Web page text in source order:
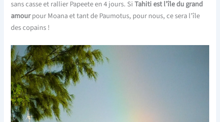
sans casse et rallier Papeete en 4 jours. SiTahiti est l’île du grand
amourpour Moana et tant de Paumotus, pour nous, ce sera l’île
des copains !